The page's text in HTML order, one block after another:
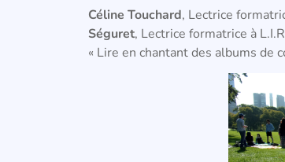
Céline Touchard, Lectrice
Séguret, Lectrice formatrice à
« Lire en chantant des albums de